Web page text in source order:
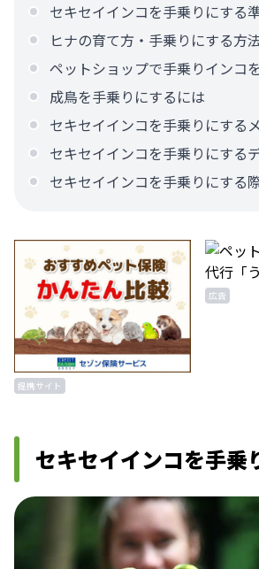
セキセイインコを手乗りにする
ヒナの育て方・手乗りにする方
ペットショップで手乗りインコ
成鳥を手乗りにするには
セキセイインコを手乗りにする
セキセイインコを手乗りにする
セキセイインコを手乗りにする
提携サイト
広告
セキセイインコを手乗